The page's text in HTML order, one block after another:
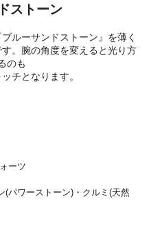
ストーン
ルーサンドストーン』を薄く
。腕の角度を変えると光り方
のも
チとなります。
ーツ
ーストーン)・クルミ(天然